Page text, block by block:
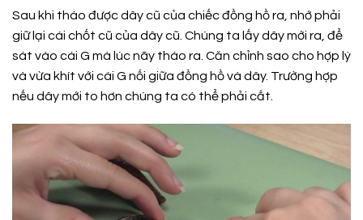
Sau khi tháo được dây cũ của chiếc đồng hồ ra, nhớ phải
giữ lại cái chốt cũ của dây cũ. Chúng ta lấy dây mới ra, để
sát vào cái G mà lúc nãy tháo ra. Căn chỉnh sao cho hợp lý
và vừa khít với cái G nối giữa đồng hồ và dây. Trường hợp
nếu dây mới to hơn chúng ta có thể phải cắt.